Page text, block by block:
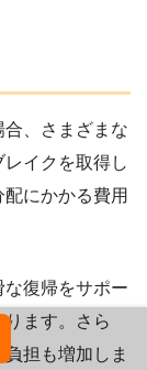
、さまざまな
イクを取得し
にかかる費用
復帰をサポー
ります。さら
担も増加しま